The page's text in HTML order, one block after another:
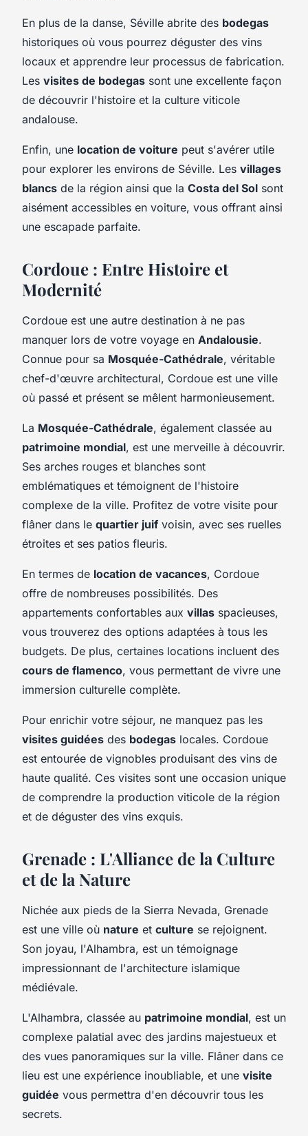
En plus de la danse, Séville abrite des bodegas
historiques où vous pourrez déguster des vins
locaux et apprendre leur processus de fabrication.
Les visites de bodegas sont une excellente façon
de découvrir l'histoire et la culture viticole
andalouse.
Enfin, une location de voiture peut s'avérer utile
pour explorer les environs de Séville. Les villages
blancs de la région ainsi que la Costa del Sol sont
aisément accessibles en voiture, vous offrant ainsi
une escapade parfaite.
Cordoue : Entre Histoire et
Modernité
Cordoue est une autre destination à ne pas
manquer lors de votre voyage en Andalousie.
Connue pour sa Mosquée-Cathédrale, véritable
chef-d'œuvre architectural, Cordoue est une ville
où passé et présent se mêlent harmonieusement.
La Mosquée-Cathédrale, également classée au
patrimoine mondial, est une merveille à découvrir.
Ses arches rouges et blanches sont
emblématiques et témoignent de l'histoire
complexe de la ville. Profitez de votre visite pour
flâner dans le quartier juif voisin, avec ses ruelles
étroites et ses patios fleuris.
En termes de location de vacances, Cordoue
offre de nombreuses possibilités. Des
appartements confortables aux villas spacieuses,
vous trouverez des options adaptées à tous les
budgets. De plus, certaines locations incluent des
cours de flamenco, vous permettant de vivre une
immersion culturelle complète.
Pour enrichir votre séjour, ne manquez pas les
visites guidées des bodegas locales. Cordoue
est entourée de vignobles produisant des vins de
haute qualité. Ces visites sont une occasion unique
de comprendre la production viticole de la région
et de déguster des vins exquis.
Grenade : L'Alliance de la Culture
et de la Nature
Nichée aux pieds de la Sierra Nevada, Grenade
est une ville où nature et culture se rejoignent.
Son joyau, l'Alhambra, est un témoignage
impressionnant de l'architecture islamique
médiévale.
L'Alhambra, classée au patrimoine mondial, est un
complexe palatial avec des jardins majestueux et
des vues panoramiques sur la ville. Flâner dans ce
lieu est une expérience inoubliable, et une visite
guidée vous permettra d'en découvrir tous les
secrets.